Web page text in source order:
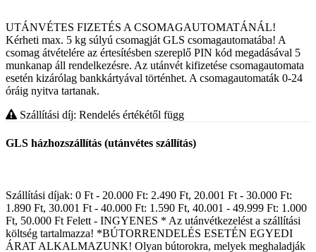
UTÁNVÉTES FIZETÉS A CSOMAGAUTOMATÁNÁL!
Kérheti max. 5 kg súlyú csomagját GLS csomagautomatába! A
csomag átvételére az értesítésben szereplő PIN kód megadásával 5
munkanap áll rendelkezésre. Az utánvét kifizetése csomagautomata
esetén kizárólag bankkártyával történhet. A csomagautomaták 0-24
óráig nyitva tartanak.
Szállítási díj: Rendelés értékétől függ
GLS házhozszállítás (utánvétes szállítás)
Szállítási díjak: 0 Ft - 20.000 Ft: 2.490 Ft, 20.001 Ft - 30.000 Ft:
1.890 Ft, 30.001 Ft - 40.000 Ft: 1.590 Ft, 40.001 - 49.999 Ft: 1.000
Ft, 50.000 Ft Felett - INGYENES * Az utánvétkezelést a szállítási
költség tartalmazza! *BÚTORRENDELÉS ESETÉN EGYEDI
ÁRAT ALKALMAZUNK! Olyan bútorokra, melyek meghaladják